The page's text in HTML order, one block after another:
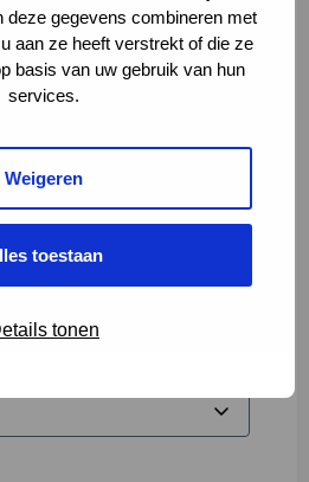
deze gegevens combineren met
aan ze heeft verstrekt of die ze
basis van uw gebruik van hun
services.
Weigeren
toestaan
tonen